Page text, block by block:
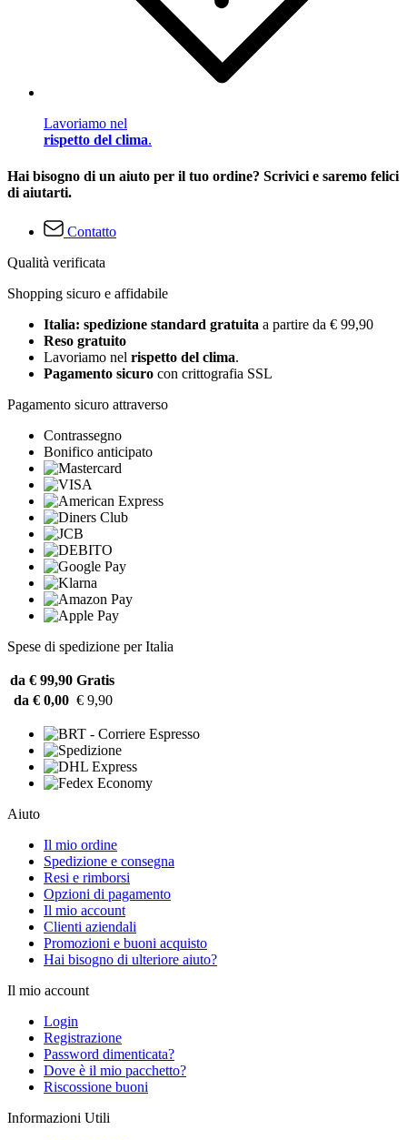
Lavoriamo nel
rispetto del clima.
Hai bisogno di un aiuto per il tuo ordine? Scrivici e saremo felici
di aiutarti.
Contatto
Qualità verificata
Shopping sicuro e affidabile
Italia: spedizione standard gratuita a partire da € 99,90
Reso gratuito
Lavoriamo nel rispetto del clima.
Pagamento sicuro con crittografia SSL
Pagamento sicuro attraverso
Contrassegno
Bonifico anticipato
Spese di spedizione per Italia
da € 99,90 Gratis
da € 0,00 € 9,90
Aiuto
Il mio ordine
Spedizione e consegna
Resi e rimborsi
Opzioni di pagamento
Il mio account
Clienti aziendali
Promozioni e buoni acquisto
Hai bisogno di ulteriore aiuto?
Il mio account
Login
Registrazione
Password dimenticata?
Dove è il mio pacchetto?
Riscossione buoni
Informazioni Utili